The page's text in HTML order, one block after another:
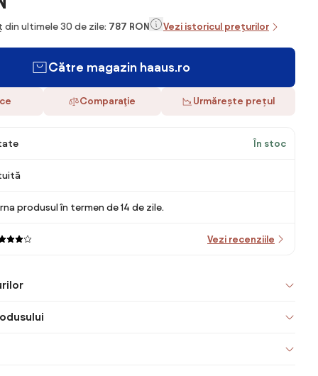
din ultimele 30 de zile: 787 RON Vezi istoricul prețurilor
Către magazin haaus.ro
Comparaţie Urmărește prețul
În stoc
produsul în termen de 14 de zile.
Vezi recenziile